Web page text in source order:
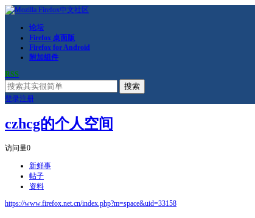
论坛
Firefox 桌面版
Firefox for Android
附加组件
RSS
搜索
登录注册
czhcg的个人空间
访问量0
新鲜事
帖子
资料
https://www.firefox.net.cn/index.php?m=space&uid=33158